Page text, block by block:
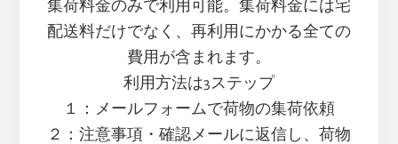
集荷料金のみで利用可能。集荷料金には宅
配送料だけでなく、再利用にかかる全ての
費用が含まれます。
利用方法は3ステップ
１：メールフォームで荷物の集荷依頼
２：注意事項・確認メールに返信し、荷物